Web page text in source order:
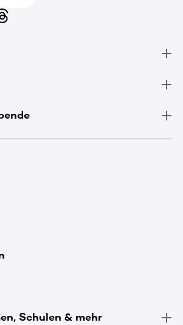
Schulen & mehr